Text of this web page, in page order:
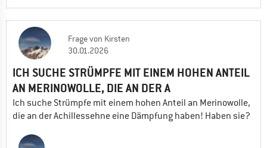
Fragevon Kirsten
30.01.2026
ICH SUCHE STRÜMPFE MIT EINEM HOHEN ANTEIL
AN MERINOWOLLE, DIE AN DER A
Ich suche Strümpfe mit einem hohen Anteil an Merinowolle,
die an der Achillessehne eine Dämpfung haben! Haben sie?